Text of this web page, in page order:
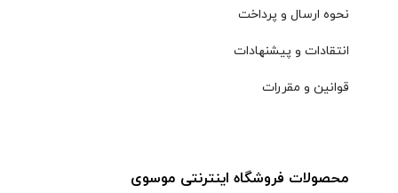
نحوه ارسال و پرداخت
انتقادات و پیشنهادات
قوانین و مقررات
محصولات فروشگاه اینترنتی موسوی